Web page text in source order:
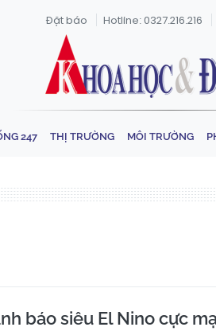
Đặt báo Hotline: 0327.216.216
247 THỊ TRƯỜNG MÔI TRƯỜNG
báo siêu El Nino cực